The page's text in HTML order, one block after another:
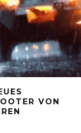
VON